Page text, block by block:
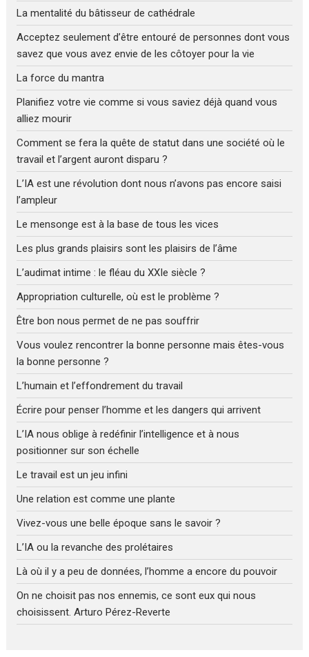
La mentalité du bâtisseur de cathédrale
Acceptez seulement d’être entouré de personnes dont vous
savez que vous avez envie de les côtoyer pour la vie
La force du mantra
Planifiez votre vie comme si vous saviez déjà quand vous
alliez mourir
Comment se fera la quête de statut dans une société où le
travail et l’argent auront disparu ?
L’IA est une révolution dont nous n’avons pas encore saisi
l’ampleur
Le mensonge est à la base de tous les vices
Les plus grands plaisirs sont les plaisirs de l’âme
L’audimat intime : le fléau du XXIe siècle ?
Appropriation culturelle, où est le problème ?
Être bon nous permet de ne pas souffrir
Vous voulez rencontrer la bonne personne mais êtes-vous
la bonne personne ?
L’humain et l’effondrement du travail
Écrire pour penser l’homme et les dangers qui arrivent
L’IA nous oblige à redéfinir l’intelligence et à nous
positionner sur son échelle
Le travail est un jeu infini
Une relation est comme une plante
Vivez-vous une belle époque sans le savoir ?
L’IA ou la revanche des prolétaires
Là où il y a peu de données, l’homme a encore du pouvoir
On ne choisit pas nos ennemis, ce sont eux qui nous
choisissent. Arturo Pérez-Reverte